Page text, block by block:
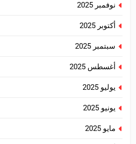
نوفمبر 2025
أكتوبر 2025
سبتمبر 2025
أغسطس 2025
يوليو 2025
يونيو 2025
مايو 2025